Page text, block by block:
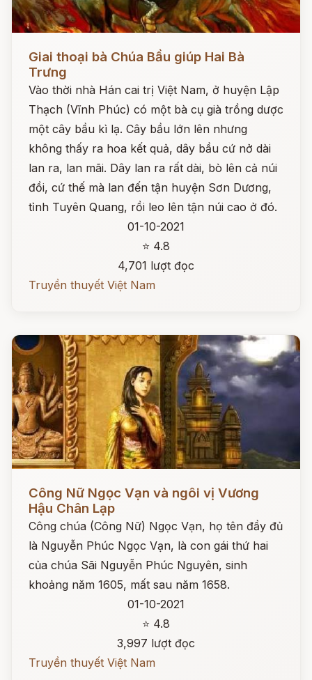
Giai thoại bà Chúa Bầu giúp Hai Bà
Trưng
Vào thời nhà Hán cai trị Việt Nam, ở huyện Lập
Thạch (Vĩnh Phúc) có một bà cụ già trồng dược
một cây bầu kì lạ. Cây bầu lớn lên nhưng
không thấy ra hoa kết quả, dây bầu cứ nở dài
lan ra, lan mãi. Dây lan ra rất dài, bò lên cả núi
đồi, cứ thế mà lan đến tận huyện Sơn Dương,
tỉnh Tuyên Quang, rồi leo lên tận núi cao ở đó.
01-10-2021
⭐ 4.8
4,701 lượt đọc
Truyền thuyết Việt Nam
Công Nữ Ngọc Vạn và ngôi vị Vương
Hậu Chân Lạp
Công chúa (Công Nữ) Ngọc Vạn, họ tên đầy đủ
là Nguyễn Phúc Ngọc Vạn, là con gái thứ hai
của chúa Sãi Nguyễn Phúc Nguyên, sinh
khoảng năm 1605, mất sau năm 1658.
01-10-2021
⭐ 4.8
3,997 lượt đọc
Truyền thuyết Việt Nam